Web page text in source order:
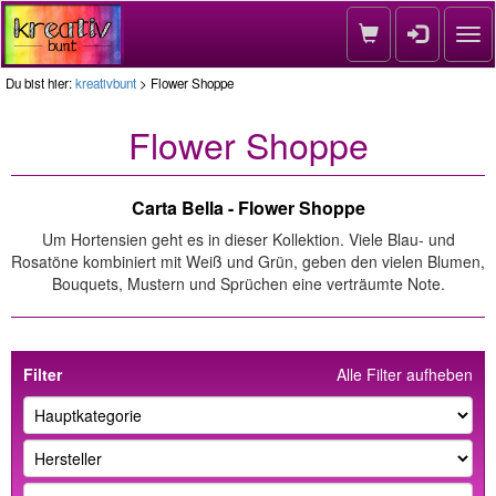
Du bist hier:kreativbunt > Flower Shoppe
Flower Shoppe
Carta Bella - Flower Shoppe
Um Hortensien geht es in dieser Kollektion. Viele Blau- und
Rosatöne kombiniert mit Weiß und Grün, geben den vielen Blumen,
Bouquets, Mustern und Sprüchen eine verträumte Note.
Alle Filter aufheben
Filter